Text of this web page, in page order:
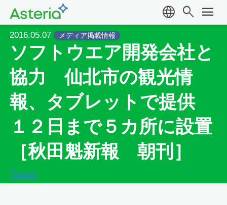
language search menu
2016.05.07 メディア掲載情報
ソフトウエア開発会社と
協力 仙北市の観光情
報、タブレットで提供
１２日まで５カ所に設置
［秋田魁新報 朝刊］
Tweet